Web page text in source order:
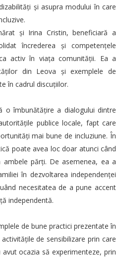
și asupra modului în care
și Irina Cristin, beneficiară a
încrederea și competențele
activ în viața comunității. Ea a
din Leova și exemplele de
în cadrul discuțiilor.
o îmbunătățire a dialogului dintre
publice locale, fapt care
mai bune de incluziune. În
poate avea loc doar atunci când
părți. De asemenea, ea a
în dezvoltarea independenței
necesitatea de a pune accent
independentă.
de bune practici prezentate în
de sensibilizare prin care
ocazia să experimenteze, prin